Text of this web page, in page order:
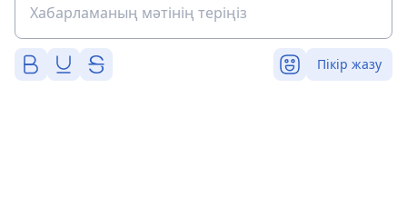
Пікір жазу